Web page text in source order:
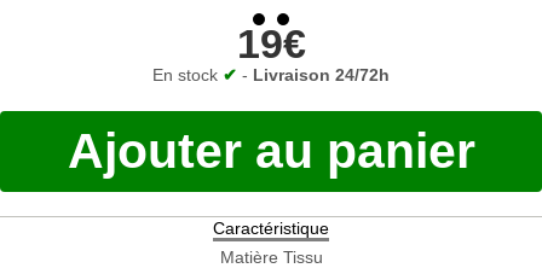
19€
En stock ✔ - Livraison 24/72h
Ajouter au panier
Caractéristique
Matière Tissu